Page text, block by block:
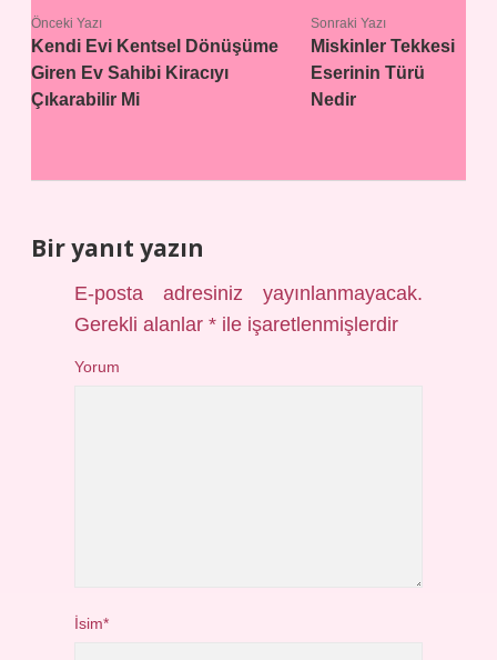
Önceki Yazı
Kendi Evi Kentsel Dönüşüme
Giren Ev Sahibi Kiracıyı
Çıkarabilir Mi
Sonraki Yazı
Miskinler Tekkesi
Eserinin Türü
Nedir
Bir yanıt yazın
E-posta adresiniz yayınlanmayacak.
Gerekli alanlar* ile işaretlenmişlerdir
Yorum
İsim*